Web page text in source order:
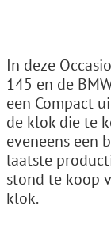
In deze
145 en de
een Compact
de klok die te
eveneens een
laatste
stond te koop
klok.